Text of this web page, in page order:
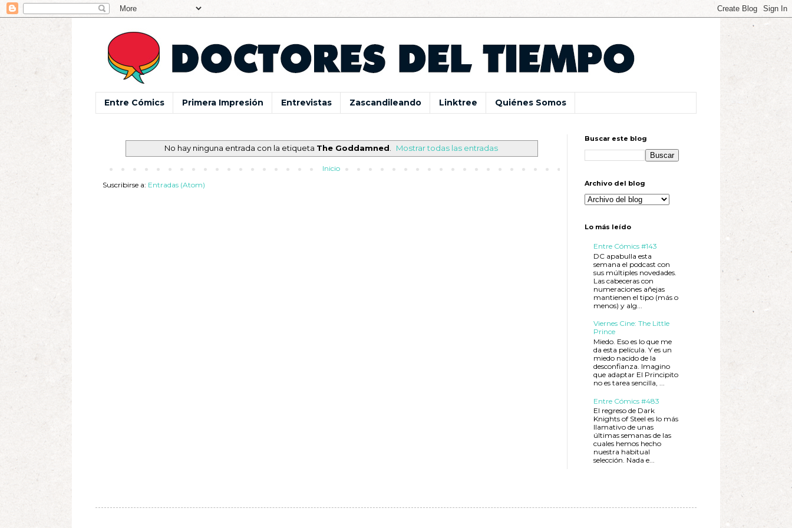
Entre Cómics Primera Impresión Entrevistas Zascandileando Linktree Quiénes Somos
No hay ninguna entrada con la etiqueta The Goddamned Mostrar todas las entradas
Inicio
Suscribirse a: Entradas (Atom)
Buscar este blog
Archivo del blog
Lo más leído
Entre Cómics #143
DC apabulla esta
semana el podcast con
sus múltiples novedades.
Las cabeceras con
numeraciones añejas
mantienen el tipo (más o
menos) y alg...
Viernes Cine: The Little
Prince
Miedo. Eso es lo que me
da esta película. Y es un
miedo nacido de la
desconfianza. Imagino
que adaptar El Principito
no es tarea sencilla, ...
Entre Cómics #483
El regreso de Dark
Knights of Steel es lo más
llamativo de unas
últimas semanas de las
cuales hemos hecho
nuestra habitual
selección. Nada e...